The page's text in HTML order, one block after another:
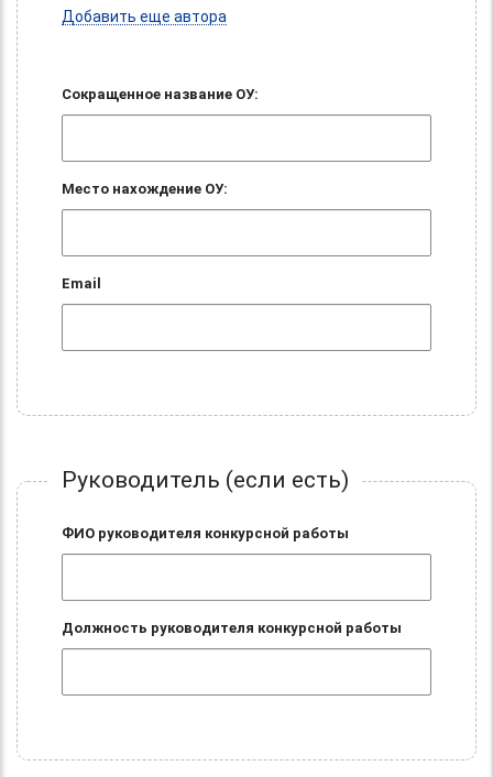
Добавить еще автора
Сокращенное название ОУ:
Место нахождение ОУ:
Email
Руководитель (если есть)
ФИО руководителя конкурсной работы
Должность руководителя конкурсной работы